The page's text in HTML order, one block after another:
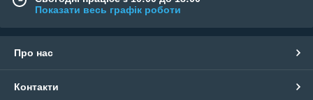
Показати весь графік роботи
Про нас
Контакти